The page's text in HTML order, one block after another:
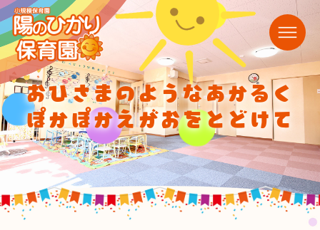
おひさまのようなあかるく
ぽかぽかえがおをとどけて